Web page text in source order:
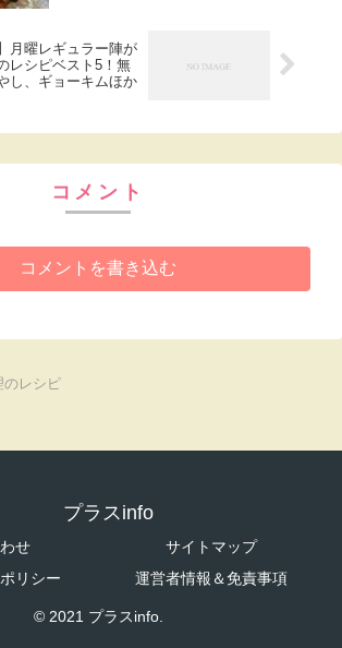
月曜レギュラー陣が
レシピベスト5！無
し、ギョーキムほか
コメント
コメントを書き込む
のレシピ
プラスinfo
せ
サイトマップ
リシー
運営者情報＆免責事項
© 2021 プラスinfo.